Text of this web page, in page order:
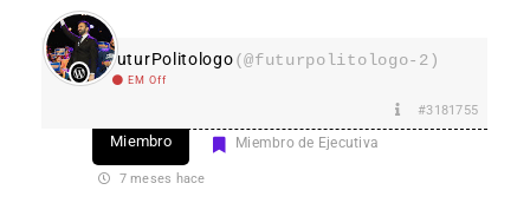
FuturPolitologo(@futurpolitologo-2)
EM Off
#3181755
Miembro Miembro de Ejecutiva
7 meses hace